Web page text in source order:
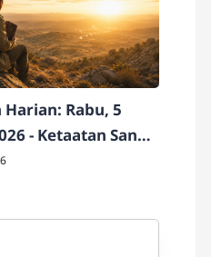
Harian: Rabu, 5
- Ketaatan Sang